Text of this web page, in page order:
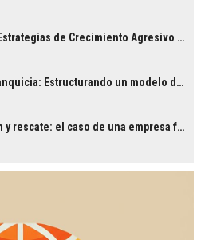
Escalar o Morir: Estrategias de Crecimiento Agresivo para PYMES
De la idea a la franquicia: Estructurando un modelo de negocio escalable
Reestructuración y rescate: el caso de una empresa familiar al borde del cierre